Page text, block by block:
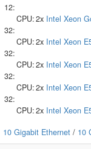
12:
CPU:2x Intel Xeon
32:
CPU:2x Intel Xeon
32:
CPU:2x Intel Xeon
32:
CPU:2x Intel Xeon
32:
CPU:2x Intel Xeon
10 Gigabit Ethernet / 10